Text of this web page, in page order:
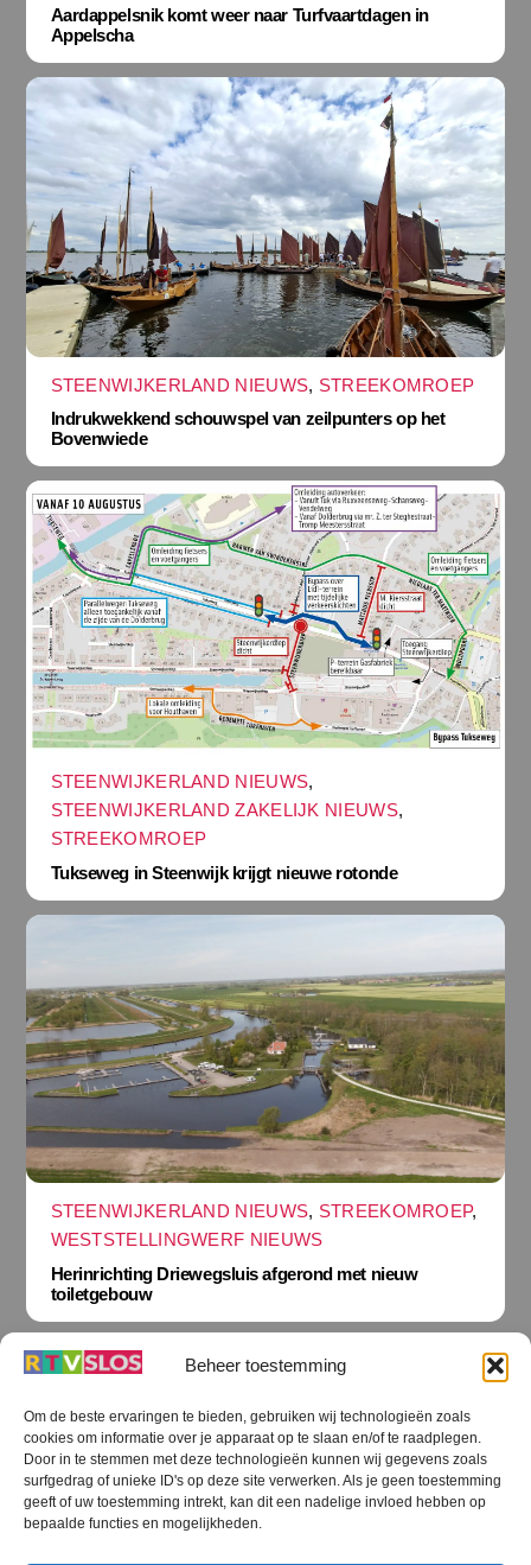
Beheer toestemming
Om de beste ervaringen te bieden, gebruiken wij technologieën zoals
cookies om informatie over je apparaat op te slaan en/of te raadplegen.
Door in te stemmen met deze technologieën kunnen wij gegevens zoals
surfgedrag of unieke ID's op deze site verwerken. Als je geen toestemming
geeft of uw toestemming intrekt, kan dit een nadelige invloed hebben op
bepaalde functies en mogelijkheden.
Aardappelsnik komt weer naar Turfvaartdagen in
Appelscha
STEENWIJKERLAND NIEUWS, STREEKOMROEP
Indrukwekkend schouwspel van zeilpunters op het
Bovenwiede
STEENWIJKERLAND NIEUWS,
STEENWIJKERLAND ZAKELIJK NIEUWS,
STREEKOMROEP
Tukseweg in Steenwijk krijgt nieuwe rotonde
STEENWIJKERLAND NIEUWS, STREEKOMROEP,
WESTSTELLINGWERF NIEUWS
Herinrichting Driewegsluis afgerond met nieuw
toiletgebouw
Terug
naar
boven
RTV SLOS